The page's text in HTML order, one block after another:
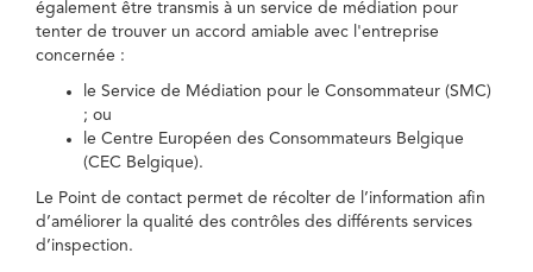
également être transmis à un service de médiation pour
tenter de trouver un accord amiable avec l'entreprise
concernée :
le Service de Médiation pour le Consommateur (SMC)
; ou
le Centre Européen des Consommateurs Belgique
(CEC Belgique).
Le Point de contact permet de récolter de l’information afin
d’améliorer la qualité des contrôles des différents services
d’inspection.